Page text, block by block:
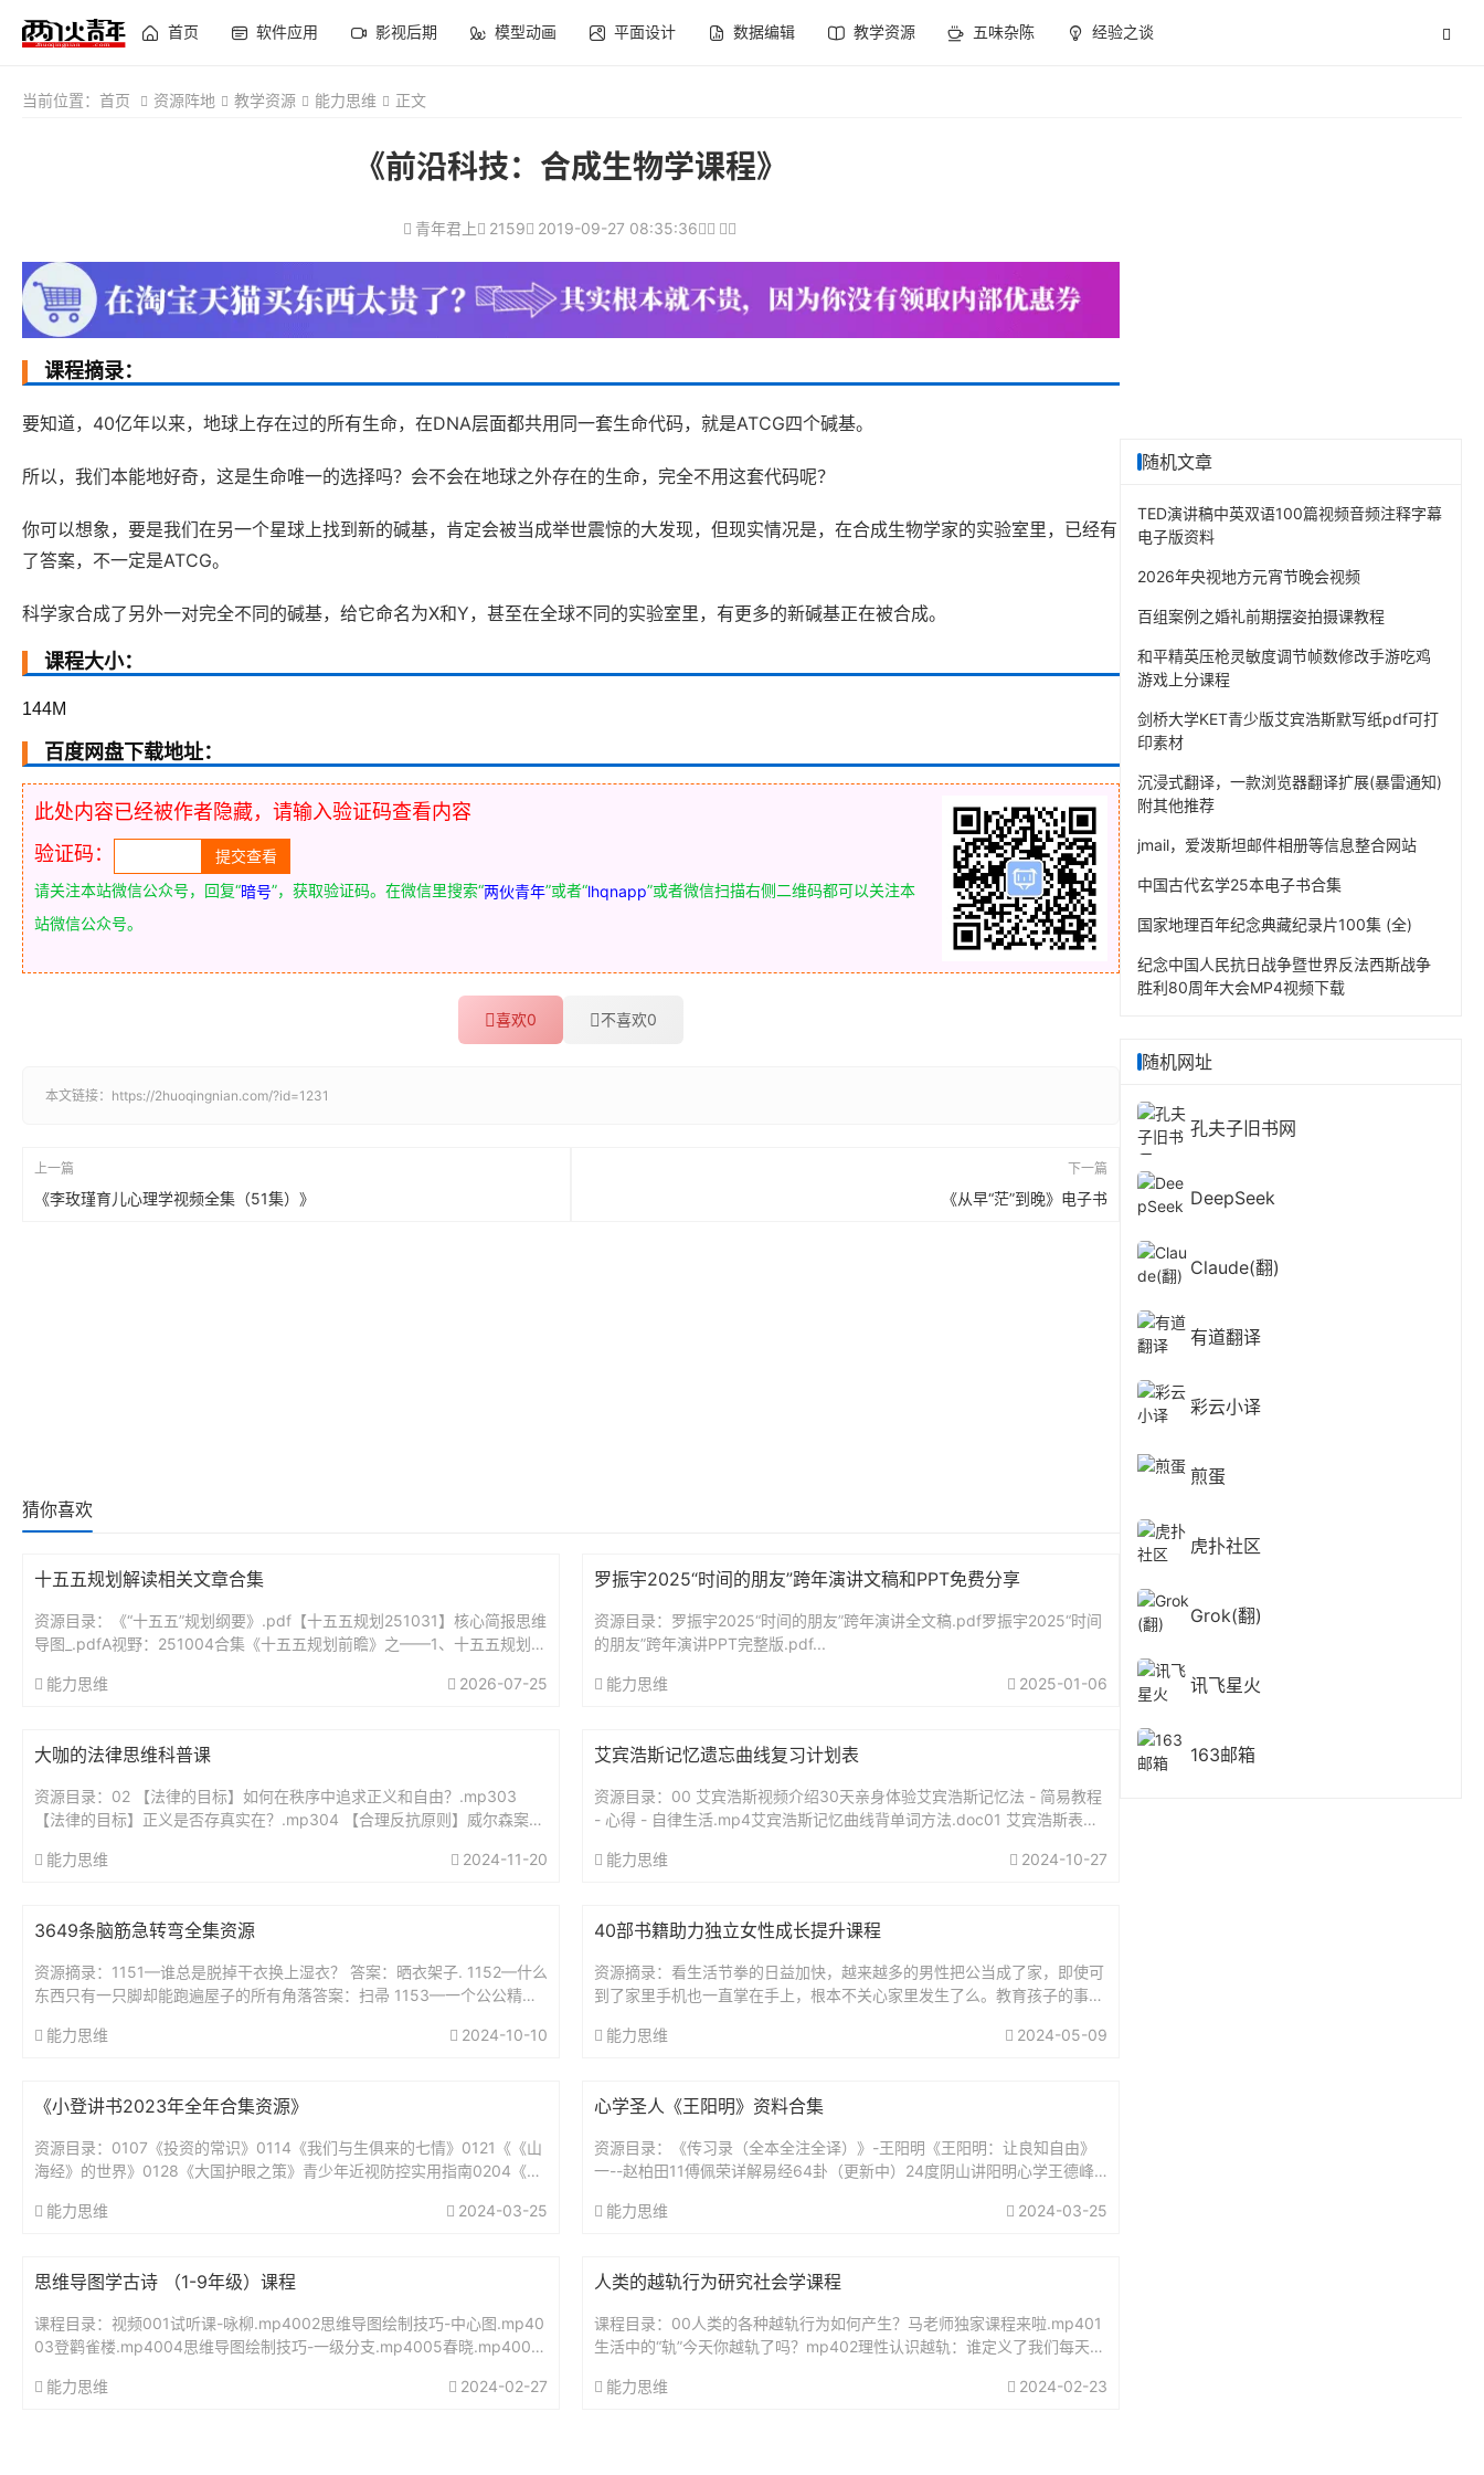
首页 软件应用 影视后期 模型动画 平面设计 数据编辑 教学资源 五味杂陈 经验之谈
当前位置： 首页 资源阵地 教学资源 能力思维 正文
《前沿科技：合成生物学课程》
青年君上 2159 2019-09-27 08:35:36
课程摘录：
要知道，40亿年以来，地球上存在过的所有生命，在DNA层面都共用同一套生命代码，就是ATCG四个碱基。
所以，我们本能地好奇，这是生命唯一的选择吗？会不会在地球之外存在的生命，完全不用这套代码呢？
你可以想象，要是我们在另一个星球上找到新的碱基，肯定会被当成举世震惊的大发现，但现实情况是，在合成生物学家的实验室里，已经有
了答案，不一定是ATCG。
科学家合成了另外一对完全不同的碱基，给它命名为X和Y，甚至在全球不同的实验室里，有更多的新碱基正在被合成。
课程大小：
144M
百度网盘下载地址：
此处内容已经被作者隐藏，请输入验证码查看内容
验证码：
请关注本站微信公众号，回复“暗号”，获取验证码。在微信里搜索“两伙青年”或者“lhqnapp”或者微信扫描右侧二维码都可以关注本
站微信公众号。
喜欢0 不喜欢0
本文链接： https://2huoqingnian.com/?id=1231
上一篇
《李玫瑾育儿心理学视频全集（51集）》
下一篇
《从早“茫”到晚》电子书
猜你喜欢
十五五规划解读相关文章合集
资源目录：《“十五五”规划纲要》.pdf【十五五规划251031】核心简报思维
导图_.pdfA视野：251004合集《十五五规划前瞻》之——1、十五五规划前
能力思维
2026-07-25
罗振宇2025“时间的朋友”跨年演讲文稿和PPT免费分享
资源目录：罗振宇2025“时间的朋友”跨年演讲全文稿.pdf罗振宇2025“时间
的朋友”跨年演讲PPT完整版.pdf...
能力思维 2025-01-06
大咖的法律思维科普课
资源目录：02 【法律的目标】如何在秩序中追求正义和自由？.mp303
【法律的目标】正义是否存真实在？.mp304 【合理反抗原则】威尔森案：
能力思维
2024-11-20
艾宾浩斯记忆遗忘曲线复习计划表
资源目录：00 艾宾浩斯视频介绍30天亲身体验艾宾浩斯记忆法 - 简易教程
- 心得 - 自律生活.mp4艾宾浩斯记忆曲线背单词方法.doc01 艾宾浩斯表格
能力思维
2024-10-27
3649条脑筋急转弯全集资源
资源摘录：1151—谁总是脱掉干衣换上湿衣？ 答案：晒衣架子. 1152—什么
东西只有一只脚却能跑遍屋子的所有角落答案：扫帚 1153—一个公公精神
能力思维
2024-10-10
40部书籍助力独立女性成长提升课程
资源摘录：看生活节拳的日益加快，越来越多的男性把公当成了家，即使可
到了家里手机也一直掌在手上，根本不关心家里发生了么。教育孩子的事，
严...能力思维 2024-05-09
《小登讲书2023年全年合集资源》
资源目录：0107《投资的常识》0114《我们与生俱来的七情》0121《《山
海经》的世界》0128《大国护眼之策》青少年近视防控实用指南0204《像
能力思维
2024-03-25
心学圣人《王阳明》资料合集
资源目录：《传习录（全本全注全译）》-王阳明《王阳明：让良知自由》
一--赵柏田11傅佩荣详解易经64卦（更新中）24度阴山讲阳明心学王德峰
能力思维
2024-03-25
思维导图学古诗 （1-9年级）课程
课程目录：视频001试听课-咏柳.mp4002思维导图绘制技巧-中心图.mp40
03登鹳雀楼.mp4004思维导图绘制技巧-一级分支.mp4005春晓.mp4006
能力思维
2024-02-27
人类的越轨行为研究社会学课程
课程目录：00人类的各种越轨行为如何产生？马老师独家课程来啦.mp401
生活中的“轨”今天你越轨了吗？mp402理性认识越轨：谁定义了我们每天的
能力思维
2024-02-23
随机文章
TED演讲稿中英双语100篇视频音频注释字幕
电子版资料
2026年央视地方元宵节晚会视频
百组案例之婚礼前期摆姿拍摄课教程
和平精英压枪灵敏度调节帧数修改手游吃鸡
游戏上分课程
剑桥大学KET青少版艾宾浩斯默写纸pdf可打
印素材
沉浸式翻译，一款浏览器翻译扩展(暴雷通知)
附其他推荐
jmail，爱泼斯坦邮件相册等信息整合网站
中国古代玄学25本电子书合集
国家地理百年纪念典藏纪录片100集 (全)
纪念中国人民抗日战争暨世界反法西斯战争
胜利80周年大会MP4视频下载
随机网址
孔夫子旧书网
DeepSeek
Claude(翻)
有道翻译
彩云小译
煎蛋
虎扑社区
Grok(翻)
讯飞星火
163邮箱